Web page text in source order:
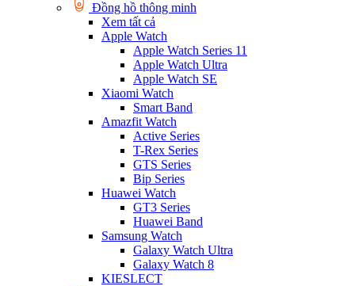
Đồng hồ thông minh
Xem tất cả
Apple Watch
Apple Watch Series 11
Apple Watch Ultra
Apple Watch SE
Xiaomi Watch
Smart Band
Amazfit Watch
Active Series
T-Rex Series
GTS Series
Bip Series
Huawei Watch
GT3 Series
Huawei Band
Samsung Watch
Galaxy Watch Ultra
Galaxy Watch 8
KIESLECT